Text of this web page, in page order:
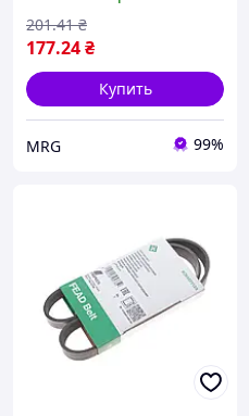
177.24₴
201.41 ₴
Купить
MRG 99%